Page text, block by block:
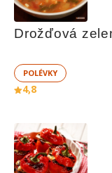
Drožďová
POLÉVKY
4,8